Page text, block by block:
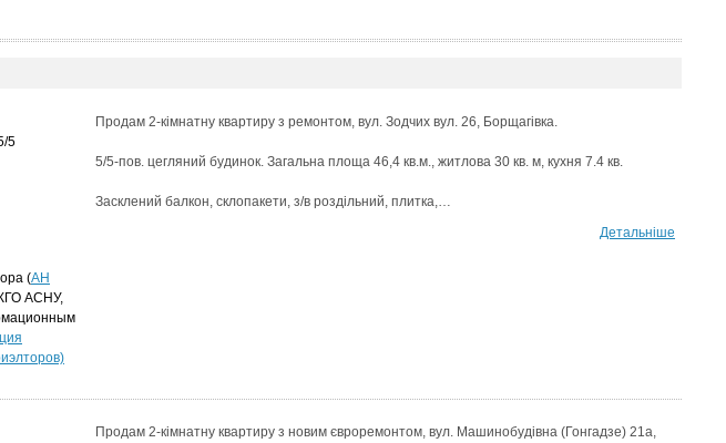
5
(АН
АСНУ,
Продам 2-кімнатну квартиру з ремонтом, вул. Зодчих вул. 26, Борщагівка.
5/5-пов. цегляний будинок. Загальна площа 46,4 кв.м., житлова 30 кв. м, кухня 7.4 кв.
Засклений балкон, склопакети, з/в роздільний, плитка,…
Детальніше
Продам 2-кімнатну квартиру з новим євроремонтом, вул. Машинобудівна (Гонгадзе) 21а,